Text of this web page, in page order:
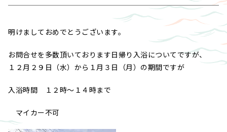
明けましておめでとうございます。
お問合せを多数頂いております日帰り入浴についてですが、
１２月２９日（水）から１月３日（月）の期間ですが
入浴時間 １２時～１４時まで
マイカー不可